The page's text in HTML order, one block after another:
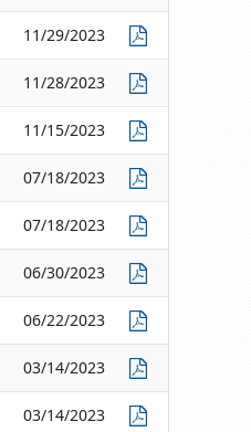
11/29/2023
11/28/2023
11/15/2023
07/18/2023
07/18/2023
06/30/2023
06/22/2023
03/14/2023
03/14/2023